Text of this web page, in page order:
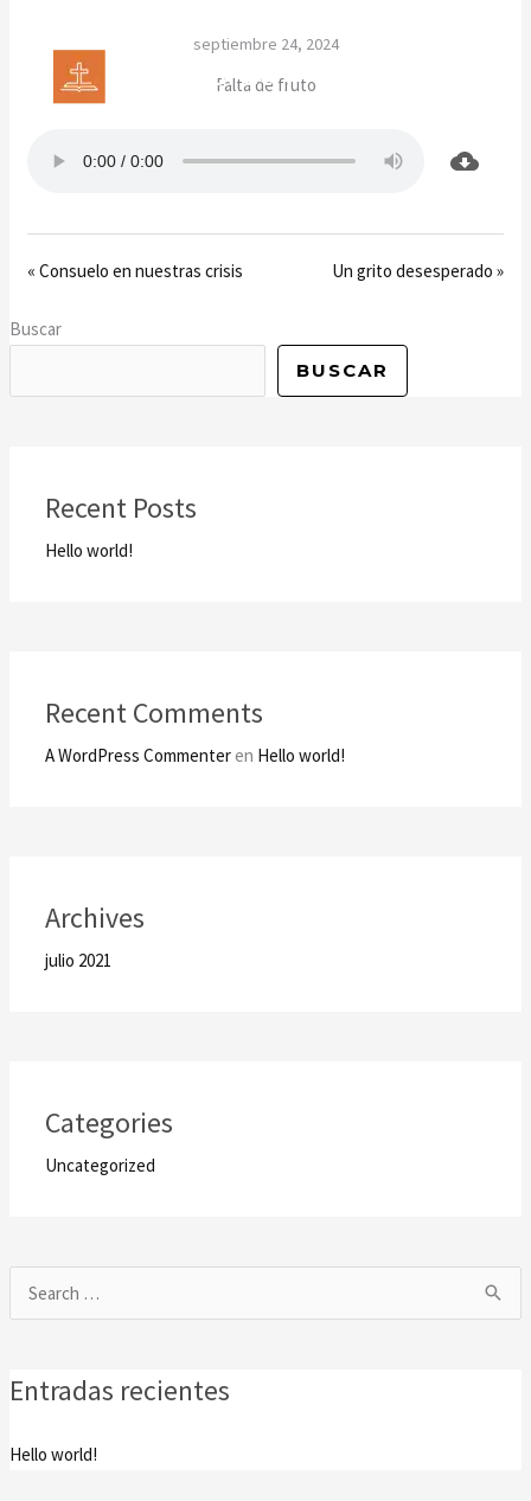
contenido
septiembre 24, 2024
Falta de fruto
« Consuelo en nuestras crisis Un grito desesperado »
Buscar
BUSCAR
Recent Posts
Hello world!
Recent Comments
A WordPress Commenter en Hello world!
Archives
julio 2021
Categories
Uncategorized
Buscar
Entradas recientes
Hello world!